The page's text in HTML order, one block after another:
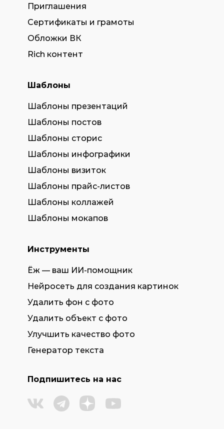
Приглашения
Сертификаты и грамоты
Обложки ВК
Rich контент
Шаблоны
Шаблоны презентаций
Шаблоны постов
Шаблоны сторис
Шаблоны инфографики
Шаблоны визиток
Шаблоны прайс-листов
Шаблоны коллажей
Шаблоны мокапов
Инструменты
Ёж — ваш ИИ-помощник
Нейросеть для создания картинок
Удалить фон с фото
Удалить объект с фото
Улучшить качество фото
Генератор текста
Подпишитесь на нас